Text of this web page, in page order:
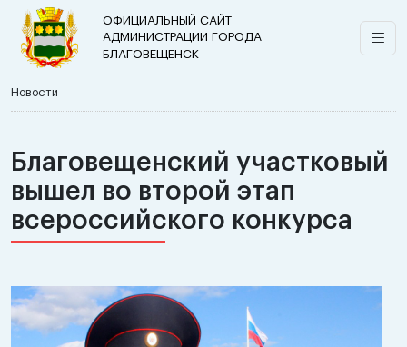
ОФИЦИАЛЬНЫЙ САЙТ
АДМИНИСТРАЦИИ ГОРОДА
БЛАГОВЕЩЕНСК
Новости
Благовещенский участковый
вышел во второй этап
всероссийского конкурса